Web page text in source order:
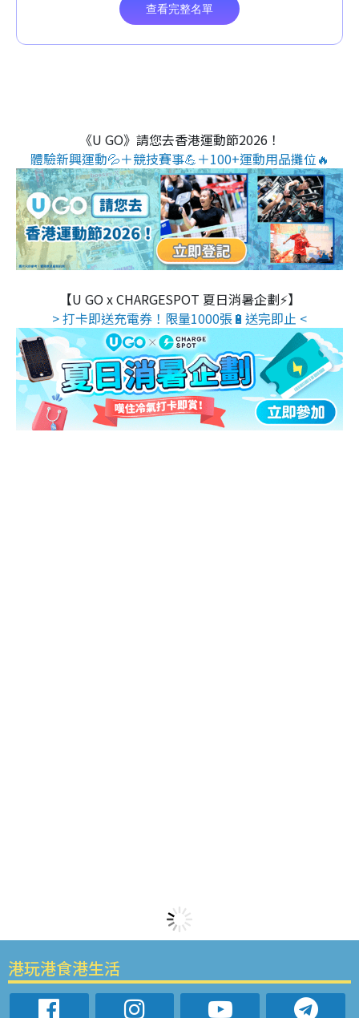
《U GO》請您去香港運動節2026！
體驗新興運動💦＋競技賽事💪＋100+運動用品攤位🔥
【U GO x CHARGESPOT 夏日消暑企劃⚡】
> 打卡即送充電券！限量1000張🔋送完即止 <
港玩港食港生活